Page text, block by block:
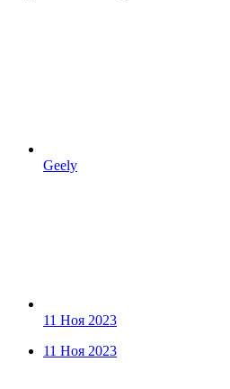
Geely
11 Ноя 2023
11 Ноя 2023